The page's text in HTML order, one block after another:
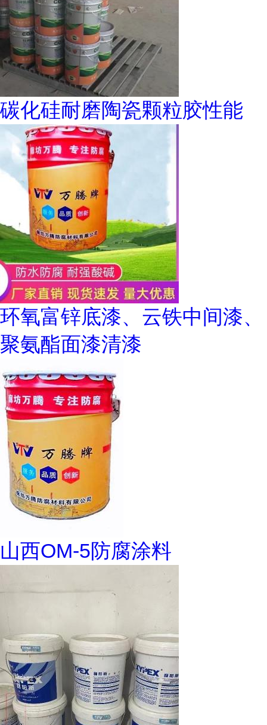
碳化硅耐磨陶瓷颗粒胶性能
环氧富锌底漆、云铁中间漆、
聚氨酯面漆清漆
山西OM-5防腐涂料